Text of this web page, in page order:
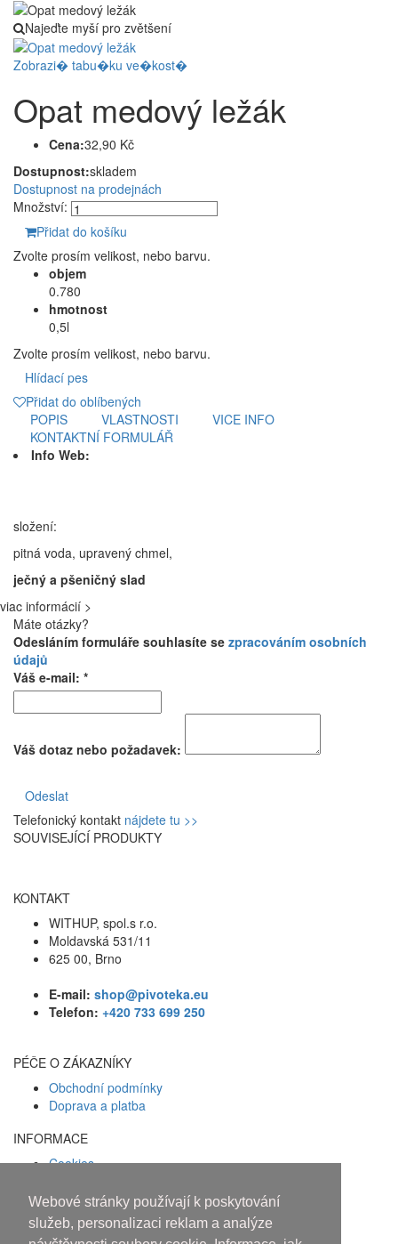
Webové stránky používají k poskytování
služeb, personalizaci reklam a analýze
Najeďte myší pro zvětšení
Zobrazi� tabu�ku ve�kost�
Opat medový ležák
Cena:32,90 Kč
Dostupnost:skladem
Dostupnost na prodejnách
Množství:
Přidat do košíku
Zvolte prosím velikost, nebo barvu.
objem
0.780
hmotnost
0,5l
Zvolte prosím velikost, nebo barvu.
Hlídací pes
Přidat do oblíbených
POPIS
VLASTNOSTI
VICE INFO
KONTAKTNÍ FORMULÁŘ
Info Web:
složení:
pitná voda, upravený chmel,
ječný a pšeničný slad
viac informácií >
Máte otázky?
Odesláním formuláře souhlasíte se zpracováním osobních
údajů
Váš e-mail: *
Váš dotaz nebo požadavek:
Odeslat
Telefonický kontakt nájdete tu >>
SOUVISEJÍCÍ PRODUKTY
KONTAKT
WITHUP, spol.s r.o.
Moldavská 531/11
625 00, Brno
E-mail: shop@pivoteka.eu
Telefon: +420 733 699 250
PÉČE O ZÁKAZNÍKY
Obchodní podmínky
Doprava a platba
INFORMACE
Cookies
Facebook